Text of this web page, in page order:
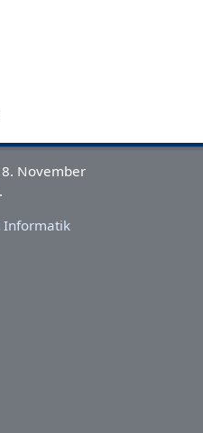
November
Informatik